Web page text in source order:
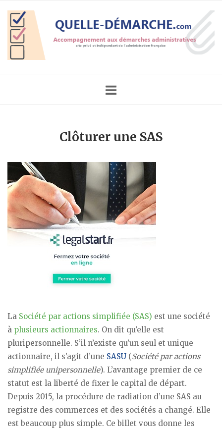
content
Home
Clôturer une SAS
La Société par actions simplifiée (SAS) est une société
à plusieurs actionnaires. On dit qu’elle est
pluripersonnelle. S’il n’existe qu’un seul et unique
actionnaire, il s’agit d’une SASU (Société par actions
simplifiée unipersonnelle). L’avantage premier de ce
statut est la liberté de fixer le capital de départ.
Depuis 2015, la procédure de radiation d’une SAS au
registre des commerces et des sociétés a changé. Elle
est beaucoup plus simple. Ce billet vous donne les